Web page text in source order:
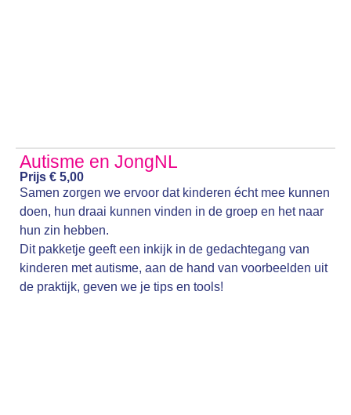
Autisme en JongNL
Prijs € 5,00
Samen zorgen we ervoor dat kinderen écht mee kunnen
doen, hun draai kunnen vinden in de groep en het naar
hun zin hebben.
Dit pakketje geeft een inkijk in de gedachtegang van
kinderen met autisme, aan de hand van voorbeelden uit
de praktijk, geven we je tips en tools!